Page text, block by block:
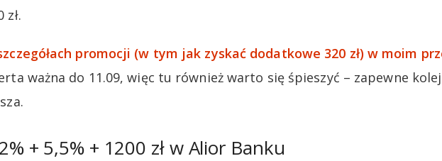
zł.
promocji (w tym jak zyskać dodatkowe 320 zł) w moim
ważna do 11.09, więc tu również warto się śpieszyć – zapewne
+ 5,5% + 1200 zł w Alior Banku